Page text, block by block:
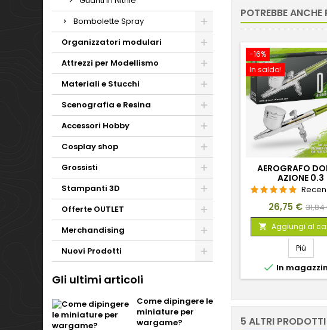
Bombolette Spray
Organizzatori modulari
Attrezzi per Modellismo
Materiali e Stucchi
Scenografia e Resina
Accessori Hobby
Cosplay shop
Grossisti
Stampanti 3D
Offerte OUTLET
Merchandising
Nuovi Prodotti
Gli ultimi articoli
Come dipingere le
miniature per
wargame?
POTREBBE ANCHE
-16%
In saldo!
AEROGRAFO
AZIONE 0.3
Prezzo
26,75 €
base
 Aggiungi al
Più
 In
5 ALTRI